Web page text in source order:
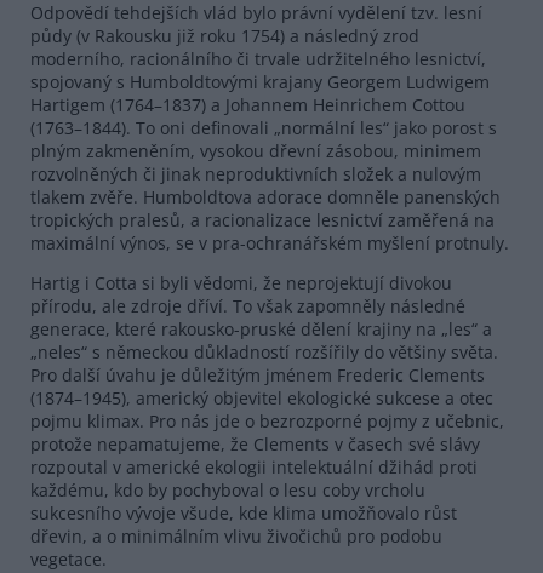
Odpovědí tehdejších vlád bylo právní vydělení tzv. lesní
půdy (v Rakousku již roku 1754) a následný zrod
moderního, racionálního či trvale udržitelného lesnictví,
spojovaný s Humboldtovými krajany Georgem Ludwigem
Hartigem (1764–1837) a Johannem Heinrichem Cottou
(1763–1844). To oni definovali „normální les“ jako porost s
plným zakmeněním, vysokou dřevní zásobou, minimem
rozvolněných či jinak neproduktivních složek a nulovým
tlakem zvěře. Humboldtova adorace domněle panenských
tropických pralesů, a racionalizace lesnictví zaměřená na
maximální výnos, se v pra-ochranářském myšlení protnuly.
Hartig i Cotta si byli vědomi, že neprojektují divokou
přírodu, ale zdroje dříví. To však zapomněly následné
generace, které rakousko-pruské dělení krajiny na „les“ a
„neles“ s německou důkladností rozšířily do většiny světa.
Pro další úvahu je důležitým jménem Frederic Clements
(1874–1945), americký objevitel ekologické sukcese a otec
pojmu klimax. Pro nás jde o bezrozporné pojmy z učebnic,
protože nepamatujeme, že Clements v časech své slávy
rozpoutal v americké ekologii intelektuální džihád proti
každému, kdo by pochyboval o lesu coby vrcholu
sukcesního vývoje všude, kde klima umožňovalo růst
dřevin, a o minimálním vlivu živočichů pro podobu
vegetace.